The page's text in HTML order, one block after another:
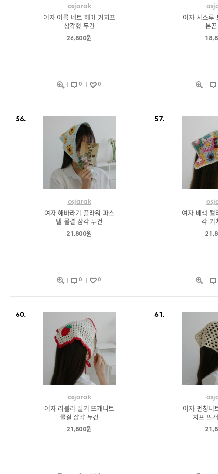
osjarak
여자 여름 네트 헤어 커치프
삼각형 두건
26,800원
0 0
여자 시스루
본
56.
osjarak
여자 해바라기 플라워 파스
텔 물결 삼각 두건
21,800원
0 0
57.
여자 배색 컬
각 키
60.
osjarak
여자 러블리 딸기 뜨개니트
물결 삼각 두건
21,800원
61.
여자 펀칭니
치프 뜨